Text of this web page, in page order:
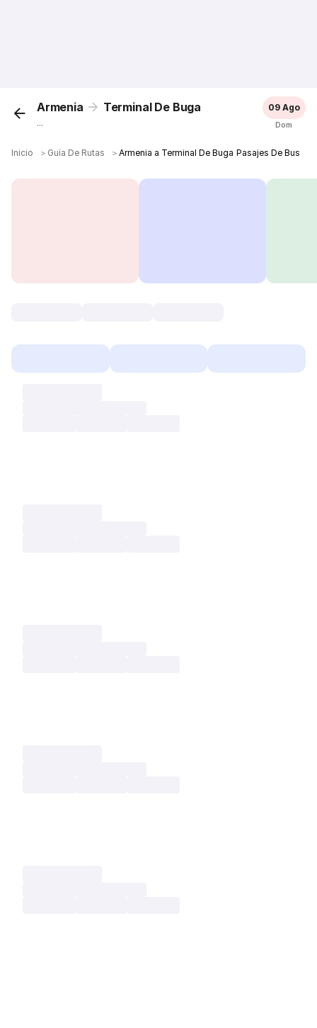
Armenia Terminal De Buga
...
09 Ago
Dom
Inicio ＞ Guía De Rutas ＞Armenia a Terminal De Buga Pasajes De Bus